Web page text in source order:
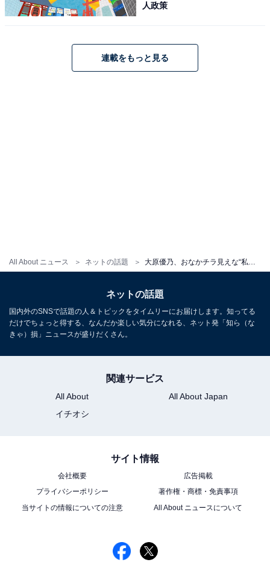
All About ニュース ネットの話題 大原優乃、おなかチラ見えな“私服コーデ”に反響！ 「へそだしスタイルもかわいい！」「デコ出し綺麗すぎ」
人政策
連載をもっと見る
ネットの話題
国内外のSNSで話題の人＆トピックをタイムリーにお届けします。知ってる
だけでちょっと得する、なんだか楽しい気分になれる、ネット発「知ら（な
きゃ）損」ニュースが盛りだくさん。
関連サービス
All About
All About Japan
イチオシ
サイト情報
会社概要
広告掲載
プライバシーポリシー
著作権・商標・免責事項
当サイトの情報についての注意
All About ニュースについて